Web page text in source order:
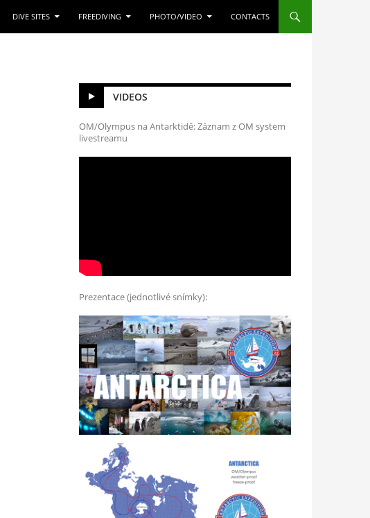
DIVE SITES FREEDIVING PHOTO/VIDEO CONTACTS
VIDEOS
OM/Olympus na Antarktidě: Záznam z OM system
livestreamu
Prezentace (jednotlivé snímky):